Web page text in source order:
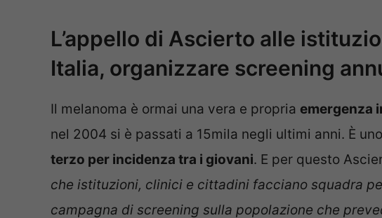
L’appello di Ascierto alle
Italia, organizzare screening
Il melanoma è ormai una vera e propria emergenza
nel 2004 si è passati a 15mila negli ultimi anni. È
terzo per incidenza tra i giovani. E per questo
che istituzioni, clinici e cittadini facciano squadra
campagna di screening sulla popolazione che